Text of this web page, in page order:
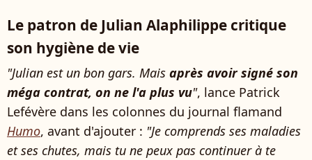
Le patron de Julian Alaphilippe critique
son hygiène de vie
"Julian est un bon gars. Mais après avoir signé son
méga contrat, on ne l'a plus vu", lance Patrick
Lefévère dans les colonnes du journal flamand
Humo, avant d'ajouter : "Je comprends ses maladies
et ses chutes, mais tu ne peux pas continuer à te